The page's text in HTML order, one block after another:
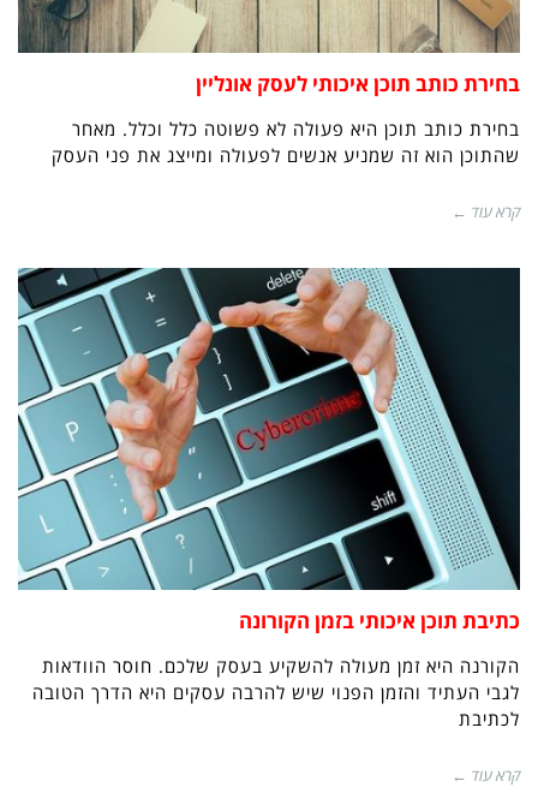
בחירת כותב תוכן איכותי לעסק אונליין
בחירת כותב תוכן היא פעולה לא פשוטה כלל וכלל. מאחר
שהתוכן הוא זה שמניע אנשים לפעולה ומייצג את פני העסק
קרא עוד ←
כתיבת תוכן איכותי בזמן הקורונה
הקורנה היא זמן מעולה להשקיע בעסק שלכם. חוסר הוודאות
לגבי העתיד והזמן הפנוי שיש להרבה עסקים היא הדרך הטובה
לכתיבת
קרא עוד ←